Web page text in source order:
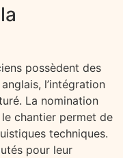
possèdent des
l’intégration
La nomination
le chantier permet de
techniques.
pour leur